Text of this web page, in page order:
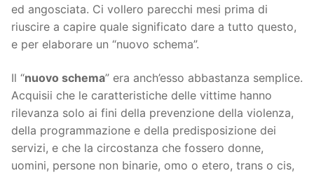
ed angosciata. Ci vollero parecchi mesi prima di
riuscire a capire quale significato dare a tutto questo,
e per elaborare un “nuovo schema”.
Il “nuovo schema” era anch’esso abbastanza semplice.
Acquisii che le caratteristiche delle vittime hanno
rilevanza solo ai fini della prevenzione della violenza,
della programmazione e della predisposizione dei
servizi, e che la circostanza che fossero donne,
uomini, persone non binarie, omo o etero, trans o cis,